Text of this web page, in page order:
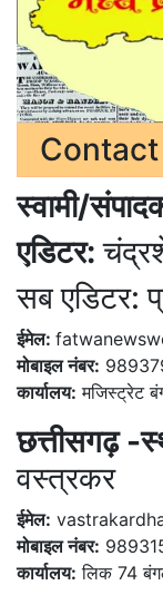
स्वामी/
एडिटर:
सब एडिटर:
ईमेल:
मोबाइल नंबर:
कार्यालय: मजिस्ट्रेट
छत्तीसगढ़ -
वस्त्रकर
ईमेल:
मोबाइल नंबर:
कार्यालय: लिक 74